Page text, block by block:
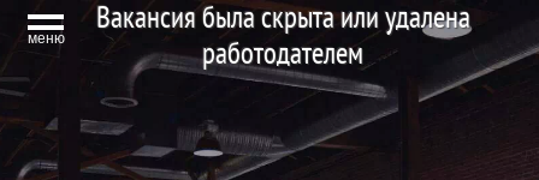
меню
Вакансия была скрыта или удалена
работодателем